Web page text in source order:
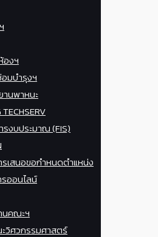
องฯ
มบำรุงฯ
านพาหนะ
งบประมาณ (FIS)
รเสนอขอกำหนดตำแหน่ง
ออนไลน์
นคณะฯ
วิศวกรรมศาสตร์